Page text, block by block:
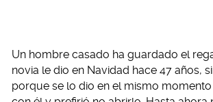
Un hombre casado ha guardado el
novia le dio en Navidad hace 47 años,
porque se lo dio en el mismo